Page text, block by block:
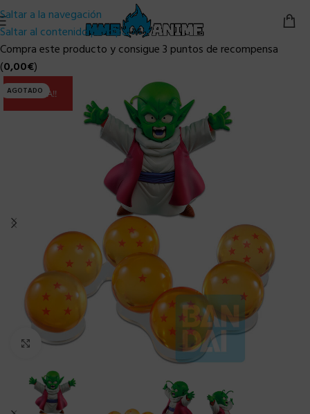
Saltar a la navegación
Saltar al contenido principal
Compra este producto y consigue 3 puntos de recompensa
(0,00€)
AGOTADO
ULTIMA!!
Clic para ampliar